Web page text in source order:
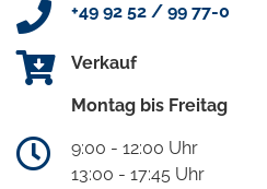
+49 92 52 / 99 77-0
Verkauf
Montag bis Freitag
9:00 - 12:00 Uhr
13:00 - 17:45 Uhr